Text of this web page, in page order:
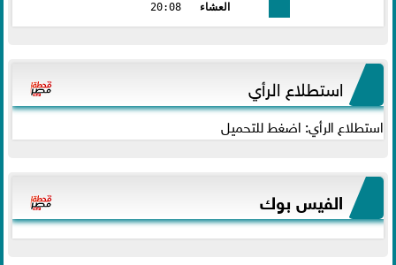
العشاء
20:08
استطلاع الرأي
استطلاع الرأي: اضغط للتحميل
الفيس بوك